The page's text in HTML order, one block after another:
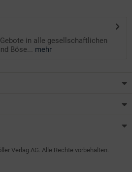
in alle gesellschaftlichen
Böse... mehr
Verlag AG. Alle Rechte vorbehalten.